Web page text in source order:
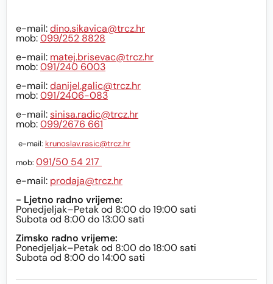
e-mail:dino.sikavica@trcz.hr
mob:099/252 8828
e-mail: matej.brisevac@trcz.hr
mob:091/240 6003
e-mail:danijel.galic@trcz.hr
mob:091/2406-083
e-mail:sinisa.radic@trcz.hr
mob:099/2676 661
e-mail: krunoslav.rasic@trcz.hr
mob: 091/50 54 217
e-mail: prodaja@trcz.hr
- Ljetno radno vrijeme:
Ponedjeljak–Petak od 8:00 do 19:00 sati
Subota od 8:00 do 13:00 sati
Zimsko radno vrijeme:
Ponedjeljak–Petak od 8:00 do 18:00 sati
Subota od 8:00 do 14:00 sati